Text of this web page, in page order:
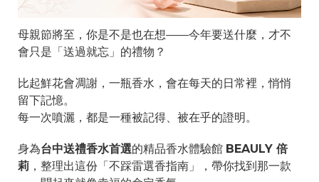
母親節將至，你是不是也在想——今年要送什麼，才不
會只是「送過就忘」的禮物？
比起鮮花會凋謝，一瓶香水，會在每天的日常裡，悄悄
留下記憶。
每一次噴灑，都是一種被記得、被在乎的證明。
身為台中送禮香水首選的精品香水體驗館 BEAULY 倍
莉 ，整理出這份「不踩雷選香指南」，帶你找到那一款